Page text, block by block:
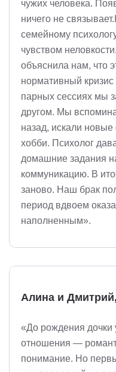
чужих человека.
ничего не
семейному
чувством
объяснила нам, что
нормативный
парных сессиях мы
другом. Мы
назад, искали
хобби. Психолог
домашние задания
коммуникацию. В
заново. Наш брак
период вдвоем
наполненным».
Алина и
«До рождения
отношения —
понимание. Но